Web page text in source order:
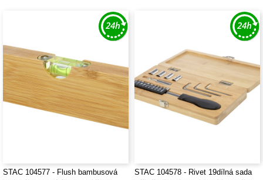
STAC 104577 - Flush bambusová
STAC 104578 - Rivet 19dílná sada